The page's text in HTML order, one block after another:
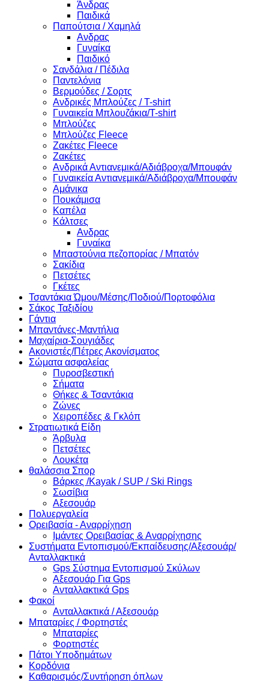
Άνδρας
Παιδικά
Παπούτσια / Χαμηλά
Ανδρας
Γυναίκα
Παιδικό
Σανδάλια / Πέδιλα
Παντελόνια
Βερμούδες / Σορτς
Ανδρικές Μπλούζες / T-shirt
Γυναικεία Μπλουζάκια/T-shirt
Μπλούζες
Μπλούζες Fleece
Ζακέτες Fleece
Ζακέτες
Ανδρικά Αντιανεμικά/Αδιάβροχα/Μπουφάν
Γυναικεία Αντιανεμικά/Αδιάβροχα/Μπουφάν
Αμάνικα
Πουκάμισα
Καπέλα
Κάλτσες
Ανδρας
Γυναίκα
Μπαστούνια πεζοπορίας / Μπατόν
Σακίδια
Πετσέτες
Γκέτες
Τσαντάκια Ώμου/Μέσης/Ποδιού/Πορτοφόλια
Σάκος Ταξιδίου
Γάντια
Μπαντάνες-Μαντήλια
Μαχαίρια-Σουγιάδες
Ακονιστές/Πέτρες Ακονίσματος
Σώματα ασφαλείας
Πυροσβεστική
Σήματα
Θήκες & Τσαντάκια
Ζώνες
Χειροπέδες & Γκλόπ
Στρατιωτικά Είδη
Άρβυλα
Πετσέτες
Λουκέτα
θαλάσσια Σπορ
Βάρκες /Kayak / SUP / Ski Rings
Σωσίβια
Αξεσουάρ
Πολυεργαλεία
Ορειβασία - Αναρρίχηση
Ιμάντες Ορειβασίας & Αναρρίχησης
Συστήματα Εντοπισμού/Εκπαίδευσης/Αξεσουάρ/
Ανταλλακτικά
Gps Σύστημα Εντοπισμού Σκύλων
Αξεσουάρ Για Gps
Ανταλλακτικά Gps
Φακοί
Ανταλλακτικά / Αξεσουάρ
Μπαταρίες / Φορτηστές
Μπαταρίες
Φορτηστές
Πάτοι Υποδημάτων
Κορδόνια
Καθαρισμός/Συντήρηση όπλων